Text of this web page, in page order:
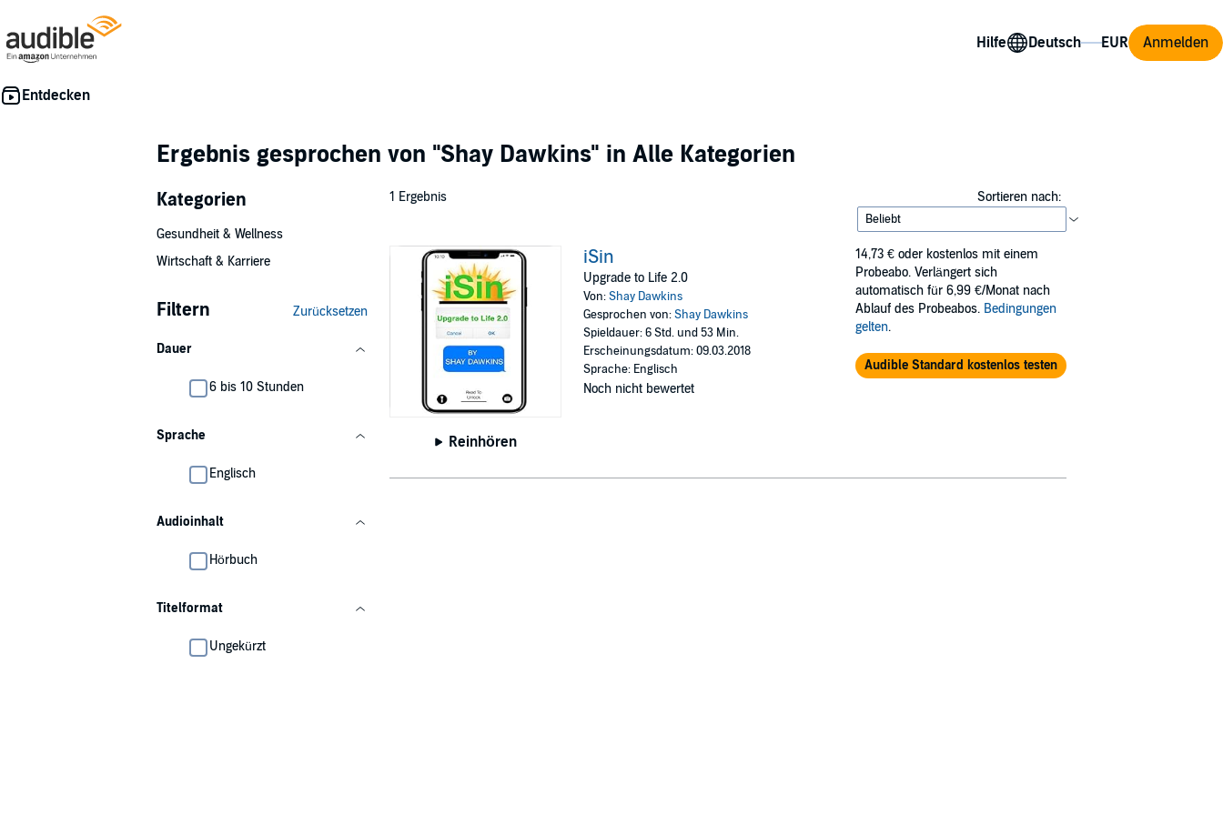
Hilfe Anmelden
Ergebnis gesprochen von "Shay Dawkins" in Alle Kategorien
Kategorien
Gesundheit & Wellness
Wirtschaft & Karriere
Filtern Zurücksetzen
Dauer
6 bis 10 Stunden
Sprache
Englisch
Audioinhalt
Hörbuch
Titelformat
Ungekürzt
1 Ergebnis Sortieren nach:
Reinhören
iSin
Upgrade to Life 2.0
Von:Shay Dawkins
Gesprochen von:Shay Dawkins
Spieldauer: 6 Std. und 53 Min.
Erscheinungsdatum: 09.03.2018
Sprache: Englisch
Noch nicht bewertet
14,73 € oder kostenlos mit einem
Probeabo. Verlängert sich
automatisch für 6,99 €/Monat nach
Ablauf des Probeabos. Bedingungen
gelten.
Audible Standard kostenlos testen